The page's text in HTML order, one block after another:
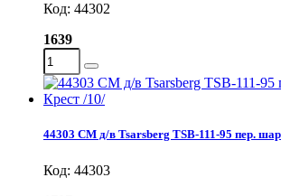
Код: 44302
1639
44303 СМ д/в Tsarsberg TSB-111-95 пер.
Код: 44303